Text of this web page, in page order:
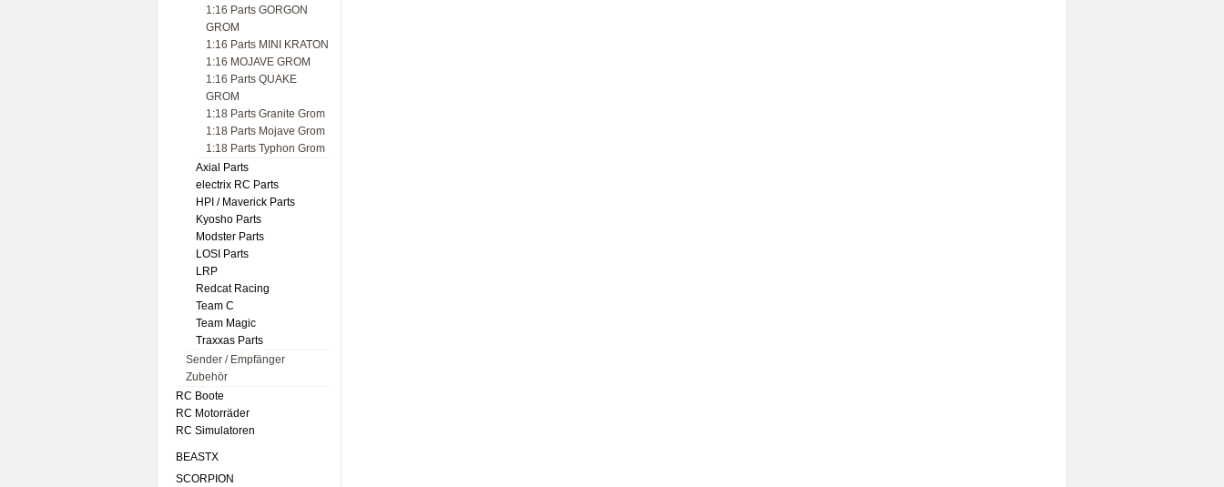
1:16 Parts GORGON
GROM
1:16 Parts MINI KRATON
1:16 MOJAVE GROM
1:16 Parts QUAKE
GROM
1:18 Parts Granite Grom
1:18 Parts Mojave Grom
1:18 Parts Typhon Grom
Axial Parts
electrix RC Parts
HPI / Maverick Parts
Kyosho Parts
Modster Parts
LOSI Parts
LRP
Redcat Racing
Team C
Team Magic
Traxxas Parts
Sender / Empfänger
Zubehör
RC Boote
RC Motorräder
RC Simulatoren
BEASTX
SCORPION